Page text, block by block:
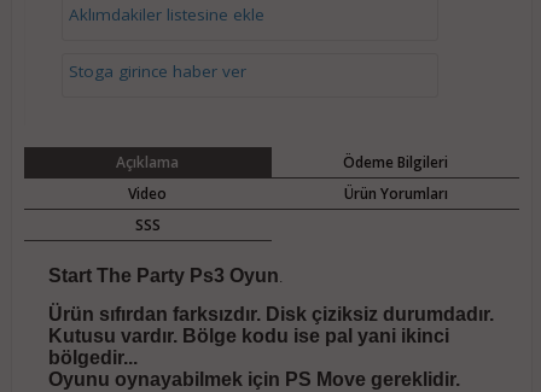
Aklımdakiler listesine ekle
Stoga girince haber ver
Açıklama
Ödeme Bilgileri
Video
Ürün Yorumları
SSS
Start The Party Ps3 Oyun.
Ürün sıfırdan farksızdır. Disk çiziksiz durumdadır.
Kutusu vardır. Bölge kodu ise pal yani ikinci
bölgedir...
Oyunu oynayabilmek için PS Move gereklidir.